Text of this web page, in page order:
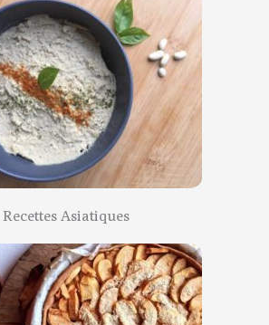
Recettes Asiatiques